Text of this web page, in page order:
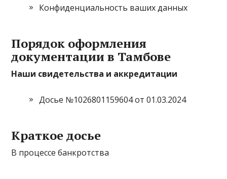
Конфиденциальность ваших данных
Порядок оформления
документации в Тамбове
Наши свидетельства и аккредитации
Досье №1026801159604 от 01.03.2024
Краткое досье
В процессе банкротства